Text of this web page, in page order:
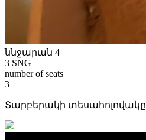
ննջարան 4
3 SNG
number of seats
3
Տարբերակի տեսահոլովակը